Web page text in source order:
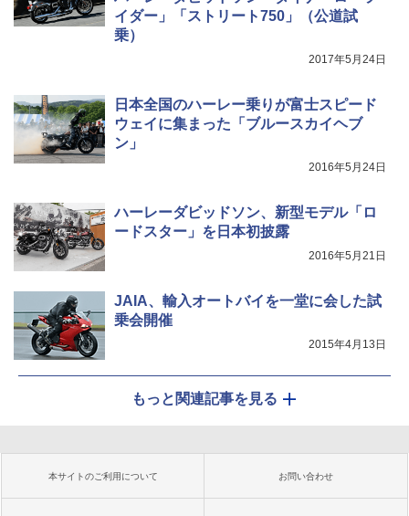
イダー」「ストリート750」（公道試
乗）
2017年5月24日
日本全国のハーレー乗りが富士スピード
ウェイに集まった「ブルースカイヘブ
ン」
2016年5月24日
ハーレーダビッドソン、新型モデル「ロ
ードスター」を日本初披露
2016年5月21日
JAIA、輸入オートバイを一堂に会した試
乗会開催
2015年4月13日
もっと関連記事を見る
本サイトのご利用について お問い合わせ